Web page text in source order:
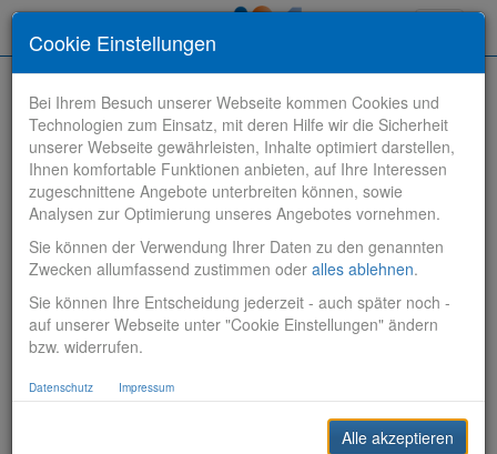
Stelle finden
Vertriebsbank
Produktionsbank
Sonstiges
Cookie Einstellungen
Bei Ihrem Besuch unserer Webseite kommen Cookies und
Technologien zum Einsatz, mit deren Hilfe wir die Sicherheit
unserer Webseite gewährleisten, Inhalte optimiert darstellen,
Ihnen komfortable Funktionen anbieten, auf Ihre Interessen
zugeschnittene Angebote unterbreiten können, sowie
Analysen zur Optimierung unseres Angebotes vornehmen.
Sie können der Verwendung Ihrer Daten zu den genannten
Zwecken allumfassend zustimmen oder alles ablehnen.
Sie können Ihre Entscheidung jederzeit - auch später noch -
auf unserer Webseite unter "Cookie Einstellungen" ändern
bzw. widerrufen.
Datenschutz Impressum
Alle akzeptieren